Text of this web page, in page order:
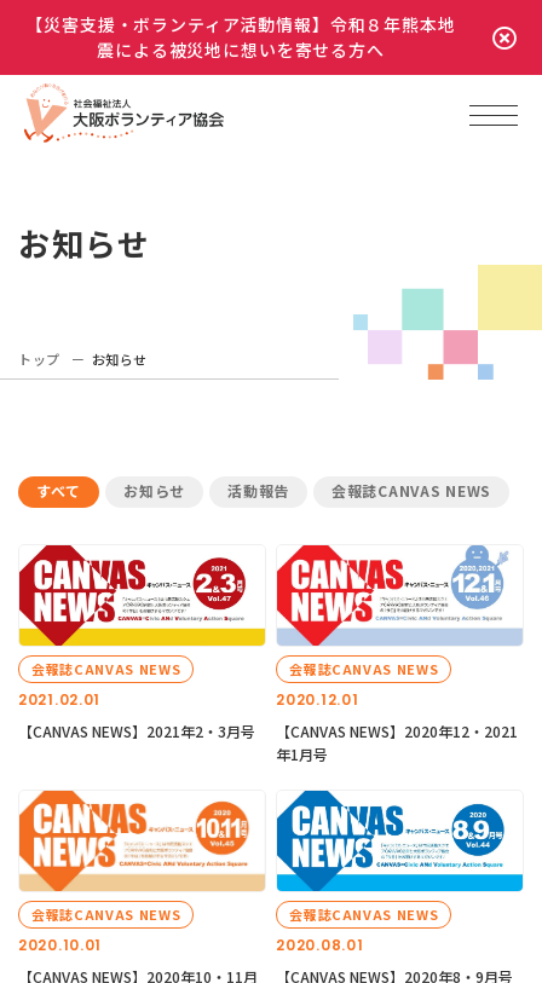
【災害支援・ボランティア活動情報】令和８年熊本地
震による被災地に想いを寄せる方へ
お知らせ
トップ お知らせ
すべて お知らせ 活動報告 会報誌CANVAS NEWS
2021.02.01
会報誌CANVAS NEWS
【CANVAS NEWS】2021年2・3月号
2020.12.01
会報誌CANVAS NEWS
【CANVAS NEWS】2020年12・2021
年1月号
2020.10.01
会報誌CANVAS NEWS
【CANVAS NEWS】2020年10・11月
2020.08.01
会報誌CANVAS NEWS
【CANVAS NEWS】2020年8・9月号